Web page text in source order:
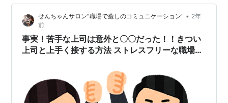
非、最後まで読んでいってくださいね！！！ 突然です
が、みなさんの職場、 居心地はいかがでしょうか？？ 人
間関係も職場の…
せんちゃんサロン"職場で癒しのコミュニケーション" • 2年
前
事実！苦手な上司は意外と〇〇だった！！きつい
上司と上手く接する方法 ストレスフリーな職場で